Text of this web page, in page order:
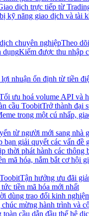
dịch trực tiếp từ
kỹ năng giao dịch và tài
chuyên nghiệpTheo
dụngKiếm được thu nhập
nhuận ổn định từ tiền
ưu hoá volume API và
cầu ToobitTrở thành đại
trong một cú nhấp,
từ người mới sang nhà
bạn giải quyết các vấn đề
thời phát hành các thông
mã hóa, nắm bắt cơ hội
Tận hưởng ưu đãi
tiền mã hóa mới nhất
dùng trao đổi kinh
chúc mừng hành trình và
toàn cầu dẫn đầu thế hệ